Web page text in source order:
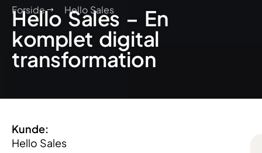
Forside Hello Sales
Hello Sales – En
komplet digital
transformation
Kunde:
Hello Sales